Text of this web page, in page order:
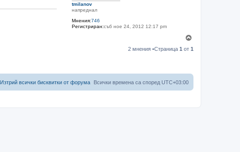
tmilanov
напреднал
Мнения:746
Регистриран:съб ное 24, 2012 12:17 pm
г
2 мнения •Страница 1 от 1
Всички времена са според UTC+03:00
Изтрий всички бисквитки от форума